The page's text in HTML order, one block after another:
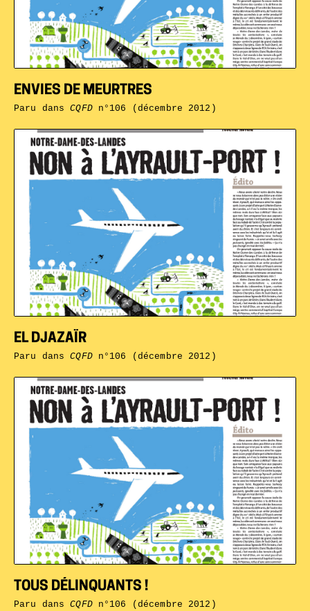
TOUS DÉLINQUANTS !
Paru dansCQFDn°106 (décembre 2012)
EL DJAZAÏR
Paru dansCQFDn°106 (décembre 2012)
ENVIES DE MEURTRES
Paru dansCQFDn°106 (décembre 2012)